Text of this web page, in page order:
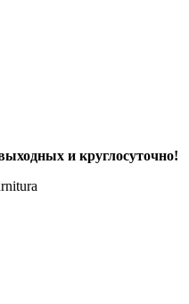
и круглосуточно!